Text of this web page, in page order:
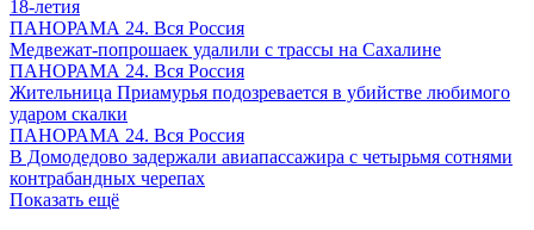
18-летия
ПАНОРАМА 24. Вся Россия
Медвежат-попрошаек удалили с трассы на Сахалине
ПАНОРАМА 24. Вся Россия
Жительница Приамурья подозревается в убийстве любимого
ударом скалки
ПАНОРАМА 24. Вся Россия
В Домодедово задержали авиапассажира с четырьмя сотнями
контрабандных черепах
Показать ещё